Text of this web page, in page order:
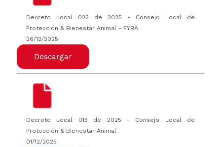
Decreto Local 022 de 2025 - Consejo Local de
Protección & Bienestar Animal - PYBA
26/12/2025
Descargar
Decreto Local 015 de 2025 - Consejo Local de
Protección & Bienestar Animal
01/12/2025